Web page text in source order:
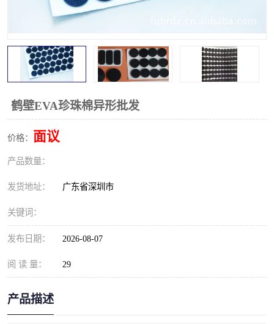
鹤壁EVA珍珠棉异形批发
价格： 面议
产品数量：
发货地址： 广东省深圳市
关键词：
发布日期： 2026-08-07
阅 读 量： 29
产品描述